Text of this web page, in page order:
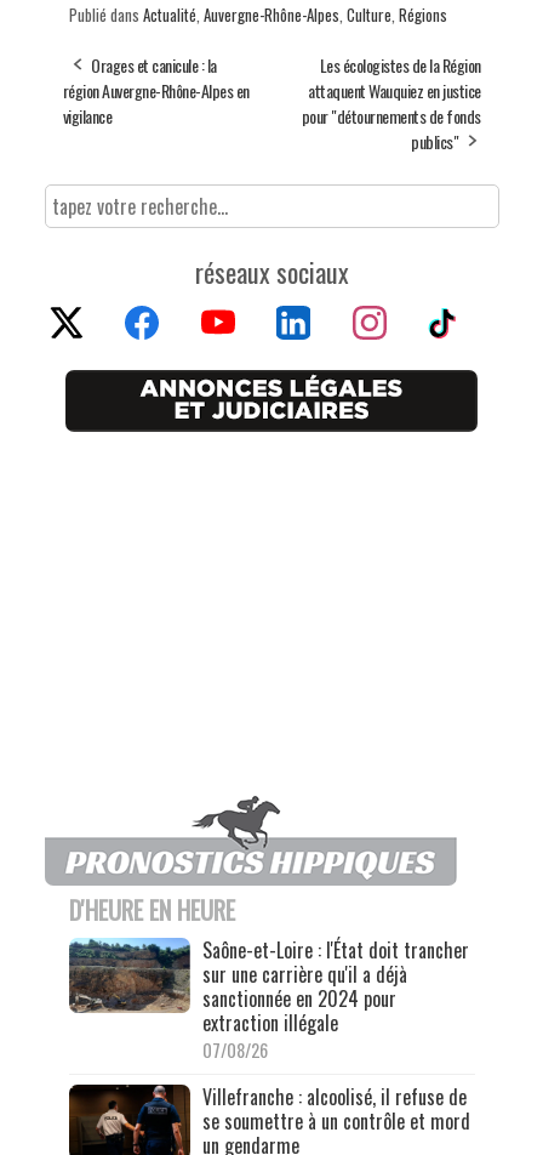
Publié dans Actualité Auvergne-Rhône-Alpes Culture Régions
Orages et canicule : la
région Auvergne-Rhône-Alpes en
vigilance
Les écologistes de la Région
attaquent Wauquiez en justice
pour "détournements de fonds
publics"
réseaux sociaux
D'HEURE EN HEURE
Saône-et-Loire : l'État doit trancher
sur une carrière qu'il a déjà
sanctionnée en 2024 pour
extraction illégale
07/08/26
Villefranche : alcoolisé, il refuse de
se soumettre à un contrôle et mord
un gendarme